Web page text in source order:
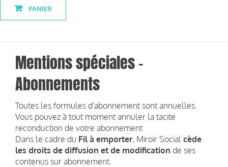
PANIER
Mentions spéciales -
Abonnements
Toutes les formules d'abonnement sont annuelles.
Vous pouvez à tout moment annuler la tacite
reconduction de votre abonnement
Dans le cadre du Fil à emporter, Miroir Social cède
les droits de diffusion et de modification de ses
contenus sur abonnement.